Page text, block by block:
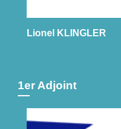
Lionel KLINGLER
1er Adjoint